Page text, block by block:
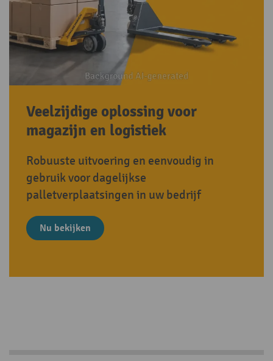
Veelzijdige oplossing voor
magazijn en logistiek
Robuuste uitvoering en eenvoudig in
gebruik voor dagelijkse
palletverplaatsingen in uw bedrijf
Nu bekijken